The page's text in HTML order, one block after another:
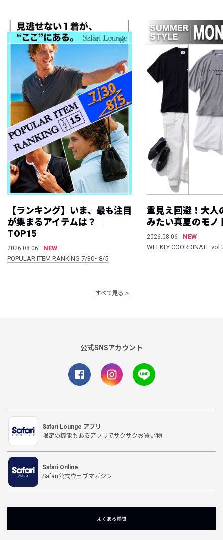
【ランキング】いま、最も注目
が集まるアイテムは？ ｜
TOP15
2026.08.06
NEW
POPULAR ITEM RANKING 7/30~8/5
重見え回避！大人
みたい真夏のモノ
2026.08.06
NEW
WEEKLY COORDINATE
すべて見る
公式SNSアカウント
Safari Lounge アプリ
限定の機能もあるアプリでサクサクお買い物
Safari Online
Safari公式ウェブマガジン
よくある質問